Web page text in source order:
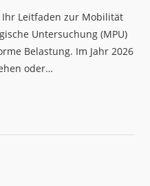
Ihr Leitfaden zur Mobilität
Untersuchung (MPU)
Belastung. Im Jahr 2026
oder…